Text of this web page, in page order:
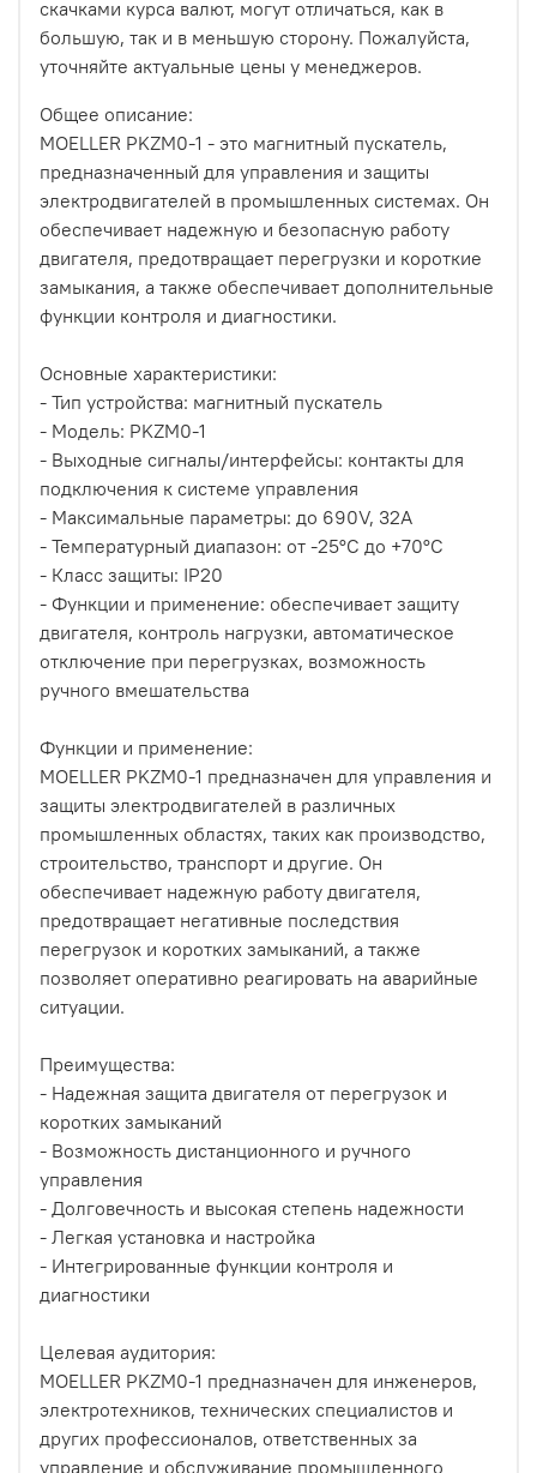
скачками курса валют, могут отличаться, как в
большую, так и в меньшую сторону. Пожалуйста,
уточняйте актуальные цены у менеджеров.
Общее описание:
MOELLER PKZM0-1 - это магнитный пускатель,
предназначенный для управления и защиты
электродвигателей в промышленных системах. Он
обеспечивает надежную и безопасную работу
двигателя, предотвращает перегрузки и короткие
замыкания, а также обеспечивает дополнительные
функции контроля и диагностики.
Основные характеристики:
- Тип устройства: магнитный пускатель
- Модель: PKZM0-1
- Выходные сигналы/интерфейсы: контакты для
подключения к системе управления
- Максимальные параметры: до 690V, 32A
- Температурный диапазон: от -25°C до +70°C
- Класс защиты: IP20
- Функции и применение: обеспечивает защиту
двигателя, контроль нагрузки, автоматическое
отключение при перегрузках, возможность
ручного вмешательства
Функции и применение:
MOELLER PKZM0-1 предназначен для управления и
защиты электродвигателей в различных
промышленных областях, таких как производство,
строительство, транспорт и другие. Он
обеспечивает надежную работу двигателя,
предотвращает негативные последствия
перегрузок и коротких замыканий, а также
позволяет оперативно реагировать на аварийные
ситуации.
Преимущества:
- Надежная защита двигателя от перегрузок и
коротких замыканий
- Возможность дистанционного и ручного
управления
- Долговечность и высокая степень надежности
- Легкая установка и настройка
- Интегрированные функции контроля и
диагностики
Целевая аудитория:
MOELLER PKZM0-1 предназначен для инженеров,
электротехников, технических специалистов и
других профессионалов, ответственных за
управление и обслуживание промышленного